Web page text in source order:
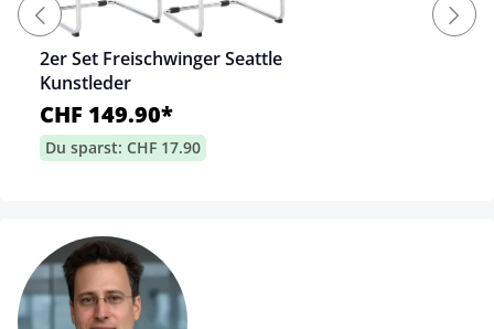
2er Set Freischwinger Seattle
Kunstleder
CHF 149.90*
Du sparst: CHF 17.90